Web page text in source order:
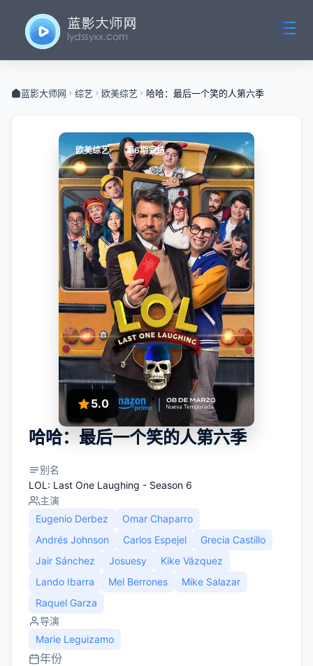
蓝影大师网 综艺 欧美综艺 哈哈：最后一个笑的人第六季
欧美综艺 第6期完结
5.0
哈哈：最后一个笑的人第六季
别名
LOL: Last One Laughing - Season 6
主演
Eugenio Derbez
Omar Chaparro
Andrés Johnson
Carlos Espejel
Grecia Castillo
Jair Sánchez
Josuesy
Kike Vázquez
Lando Ibarra
Mel Berrones
Mike Salazar
Raquel Garza
导演
Marie Leguizamo
年份